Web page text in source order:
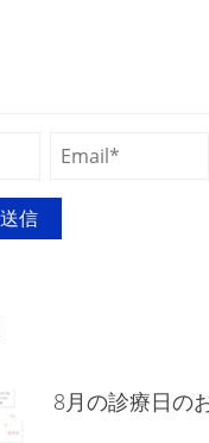
8月の診療日の